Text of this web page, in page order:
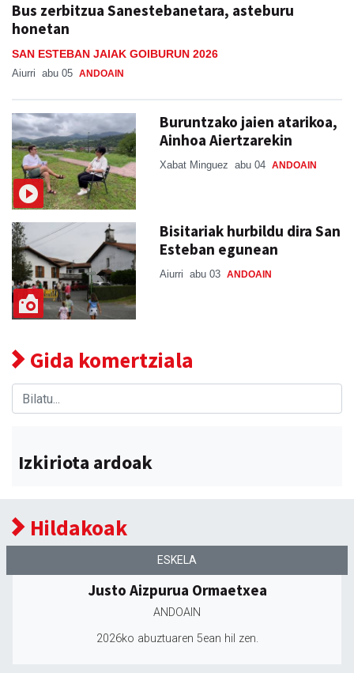
Bus zerbitzua Sanestebanetara, asteburu
honetan
SAN ESTEBAN JAIAK GOIBURUN 2026
Aiurri abu 05 ANDOAIN
Buruntzako jaien atarikoa,
Ainhoa Aiertzarekin
Xabat Minguez abu 04 ANDOAIN
Bisitariak hurbildu dira San
Esteban egunean
Aiurri abu 03 ANDOAIN
Gida komertziala
Izkiriota ardoak
Hildakoak
ESKELA
Justo Aizpurua Ormaetxea
ANDOAIN
2026ko abuztuaren 5ean hil zen.